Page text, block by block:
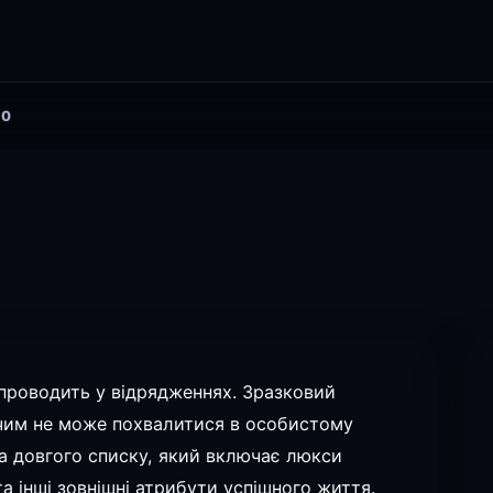
у відрядженнях. Зразковий
не може похвалитися в особистому
довгого списку, який включає люкси
інші зовнішні атрибути успішного життя.